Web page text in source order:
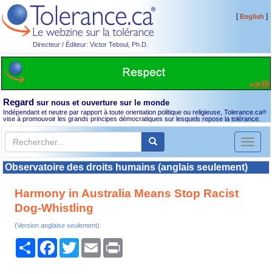
Directeur / Éditeur: Victor Teboul, Ph.D.
[English ]
Regard sur nous et ouverture sur le monde
Indépendant et neutre par rapport à toute orientation politique ou religieuse, Tolerance.ca®
vise à promouvoir les grands principes démocratiques sur lesquels repose la tolérance.
Toggle
Observatoire des droits humains (anglais seulement)
Harmony in Australia Means Stop Racist
Dog-Whistling
(Version anglaise seulement)
PartagerFacebook
TwitterEmail